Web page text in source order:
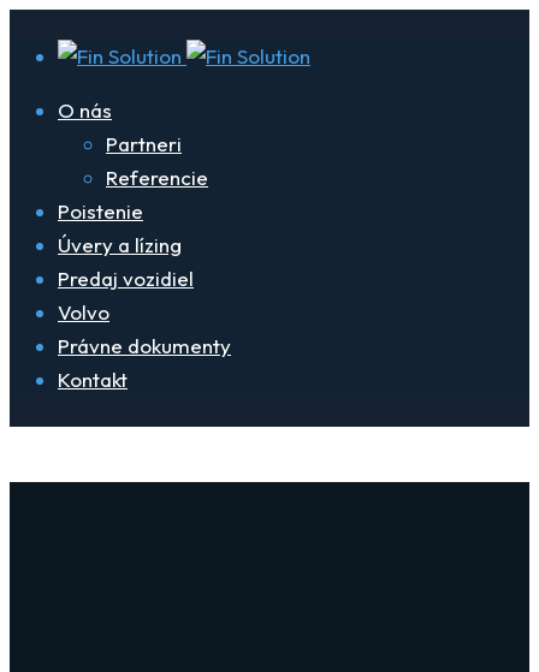
O nás
Partneri
Referencie
Poistenie
Úvery a lízing
Predaj vozidiel
Volvo
Právne dokumenty
Kontakt